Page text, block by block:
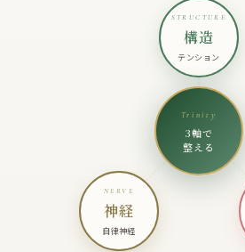
Trinity
3軸で
整える
STRUCTURE
構造
テンション
NERVE
神経
自律神経